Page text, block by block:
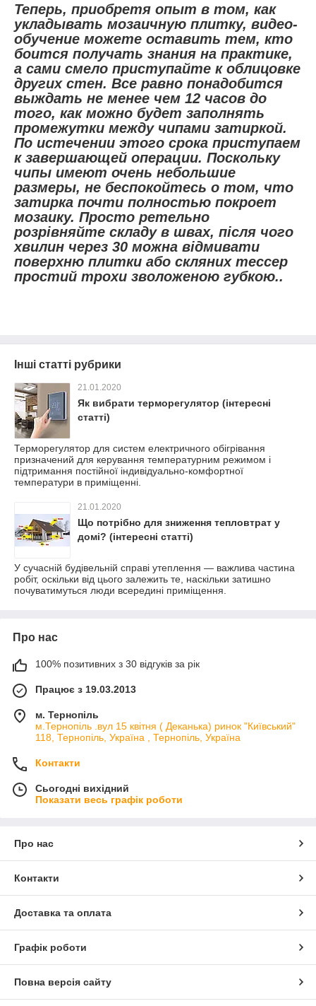
Теперь, приобретя опыт в том, как
укладывать мозаичную плитку, видео-
обучение можете оставить тем, кто
боится получать знания на практике,
а сами смело приступайте к облицовке
других стен. Все равно понадобится
выждать не менее чем 12 часов до
того, как можно будет заполнять
промежутки между чипами затиркой.
По истечении этого срока приступаем
к завершающей операции. Поскольку
чипы имеют очень небольшие
размеры, не беспокойтесь о том, что
затирка почти полностью покроет
мозаику. Просто ретельно
розрівняйте складу в швах, після чого
хвилин через 30 можна відмивати
поверхню плитки або скляних тессер
простий трохи зволоженою губкою..
Інші статті рубрики
21.01.2020
Як вибрати терморегулятор (інтересні
статті)
Терморегулятор для систем електричного обігрівання
призначений для керування температурним режимом і
підтримання постійної індивідуально-комфортної
температури в приміщенні.
21.01.2020
Що потрібно для зниження тепловтрат у
домі? (інтересні статті)
У сучасній будівельній справі утеплення — важлива частина
робіт, оскільки від цього залежить те, наскільки затишно
почуватимуться люди всередині приміщення.
Про нас
100% позитивних з 30 відгуків за рік
Працює з 19.03.2013
м. Тернопіль
м.Тернопіль .вул 15 квітня ( Деканька) ринок "Київський"
118, Тернопіль, Україна , Тернопіль, Україна
Контакти
Сьогодні вихідний
Показати весь графік роботи
Про нас
Контакти
Доставка та оплата
Графік роботи
Повна версія сайту